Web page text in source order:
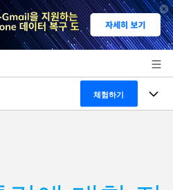
체험하기